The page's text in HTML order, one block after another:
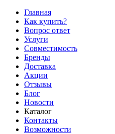
Главная
Как купить?
Вопрос ответ
Услуги
Совместимость
Бренды
Доставка
Акции
Отзывы
Блог
Новости
Каталог
Контакты
Возможности